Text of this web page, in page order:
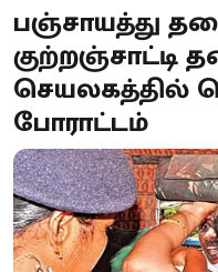
பஞ்சாயத்து
குற்றஞ்சாட்டி
செயலகத்தில்
போராட்டம்